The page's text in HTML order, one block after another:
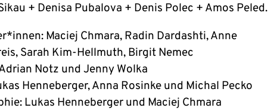
+ Denisa Pubalova + Denis Polec + Amos Peled.
Maciej Chmara, Radin Dardashti, Anne
Sarah Kim-Hellmuth, Birgit Nemec
Notz und Jenny Wolka
Henneberger, Anna Rosinke und Michal Pecko
Lukas Henneberger und Maciej Chmara